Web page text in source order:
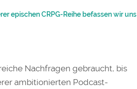
epischen CRPG-Reihe befassen wir uns
Nachfragen gebraucht, bis
ambitionierten Podcast-